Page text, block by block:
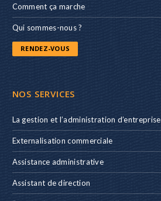
Comment ça marche
Qui sommes-nous ?
RENDEZ-VOUS
NOS SERVICES
La gestion et l’administration d’entreprise
Externalisation commerciale
Assistance administrative
Assistant de direction